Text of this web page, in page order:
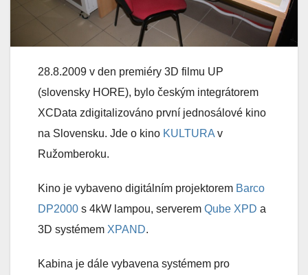
28.8.2009 v den premiéry 3D filmu UP
(slovensky HORE), bylo českým integrátorem
XCData zdigitalizováno první jednosálové kino
na Slovensku. Jde o kino KULTURA v
Ružomberoku.
Kino je vybaveno digitálním projektorem Barco
DP2000 s 4kW lampou, serverem Qube XPD a
3D systémem XPAND.
Kabina je dále vybavena systémem pro